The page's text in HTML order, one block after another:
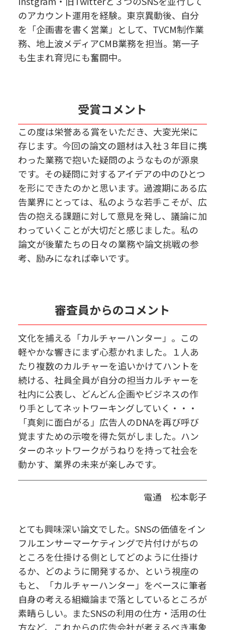
のアカウント運用を経験。東京異動後、自分
を「企画書を書く営業」として、TVCM制作業
務、地上波メディアCMB業務を担当。第一子
も生まれ育児にも奮闘中。
受賞コメント
この度は栄誉ある賞をいただき、大変光栄に
存じます。今回の論文の題材は入社３年目に携
わった業務で抱いた疑問のようなものが源泉
です。その疑問に対するアイデアの中のひとつ
を形にできたのかと思います。過渡期にある広
告業界にとっては、私のような若手こそが、広
告の抱える課題に対して意見を発し、議論に加
わっていくことが大切だと感じました。私の
論文が後輩たちの日々の業務や論文挑戦の参
考、励みになれば幸いです。
審査員からのコメント
文化を捕える「カルチャーハンター」。この
軽やかな響きにまず心惹かれました。１人あ
たり複数のカルチャーを追いかけてハントを
続ける、社員全員が自分の担当カルチャーを
社内に公表し、どんどん企画やビジネスの作
り手としてネットワーキングしていく・・・
「真剣に面白がる」広告人のDNAを再び呼び
覚ますための示唆を得た気がしました。ハン
ターのネットワークがうねりを持って社会を
動かす、業界の未来が楽しみです。
電通 松本彰子
とても興味深い論文でした。SNSの価値をイン
フルエンサーマーケティングで片付けがちの
ところを仕掛ける側としてどのように仕掛け
るか、どのように開発するか、という視座の
もと、「カルチャーハンター」をベースに筆者
自身の考える組織論まで落としているところが
素晴らしい。またSNSの利用の仕方・活用の仕
方など、これからの広告会社が考えるべき事象